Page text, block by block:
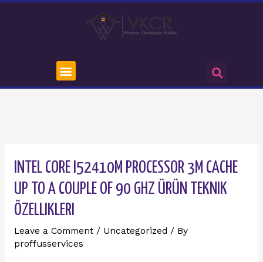
INTEL CORE I52410M PROCESSOR 3M CACHE
UP TO A COUPLE OF 90 GHZ ÜRÜN TEKNIK
ÖZELLIKLERI
Leave a Comment / Uncategorized / By
proffusservices